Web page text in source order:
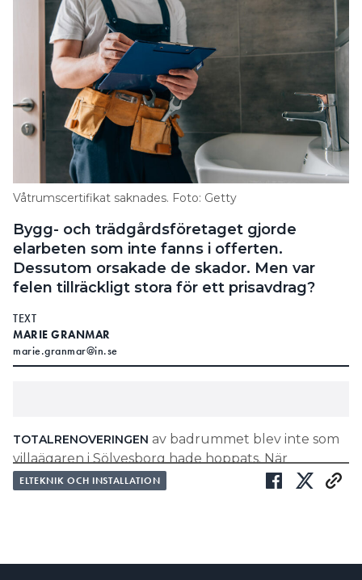
Våtrumscertifikat saknades. Foto: Getty
Bygg- och trädgårdsföretaget gjorde
elarbeten som inte fanns i offerten.
Dessutom orsakade de skador. Men var
felen tillräckligt stora för ett prisavdrag?
TEXT
MARIE GRANMAR
marie.granmar@in.se
TOTALRENOVERINGEN av badrummet blev inte som
villaägaren i Sölvesborg hade hoppats. När
hantverkarna lämnade huset var badrumsfläkten
ELTEKNIK OCH INSTALLATION